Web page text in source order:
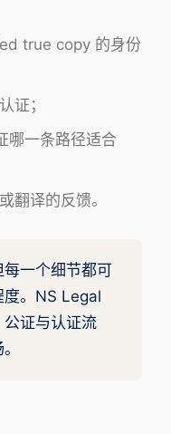
true copy 的身份
证；
哪一条路径适合
翻译的反馈。
一个细节都可
度。NS Legal
证与认证流